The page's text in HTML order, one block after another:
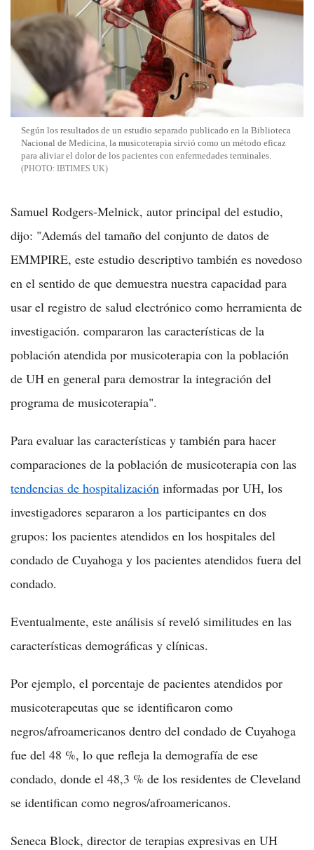
Según los resultados de un estudio separado publicado en la Biblioteca
Nacional de Medicina, la musicoterapia sirvió como un método eficaz
para aliviar el dolor de los pacientes con enfermedades terminales.
IBTIMES UK
Samuel Rodgers-Melnick, autor principal del estudio,
dijo: "Además del tamaño del conjunto de datos de
EMMPIRE, este estudio descriptivo también es novedoso
en el sentido de que demuestra nuestra capacidad para
usar el registro de salud electrónico como herramienta de
investigación. compararon las características de la
población atendida por musicoterapia con la población
de UH en general para demostrar la integración del
programa de musicoterapia".
Para evaluar las características y también para hacer
comparaciones de la población de musicoterapia con las
tendencias de hospitalización informadas por UH, los
investigadores separaron a los participantes en dos
grupos: los pacientes atendidos en los hospitales del
condado de Cuyahoga y los pacientes atendidos fuera del
condado.
Eventualmente, este análisis sí reveló similitudes en las
características demográficas y clínicas.
Por ejemplo, el porcentaje de pacientes atendidos por
musicoterapeutas que se identificaron como
negros/afroamericanos dentro del condado de Cuyahoga
fue del 48 %, lo que refleja la demografía de ese
condado, donde el 48,3 % de los residentes de Cleveland
se identifican como negros/afroamericanos.
Seneca Block, director de terapias expresivas en UH